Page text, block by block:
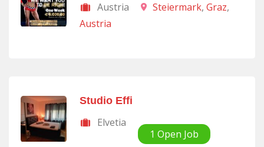
Austria Steiermark, Graz,
Austria
Studio Effi
Elvetia
1 Open Job